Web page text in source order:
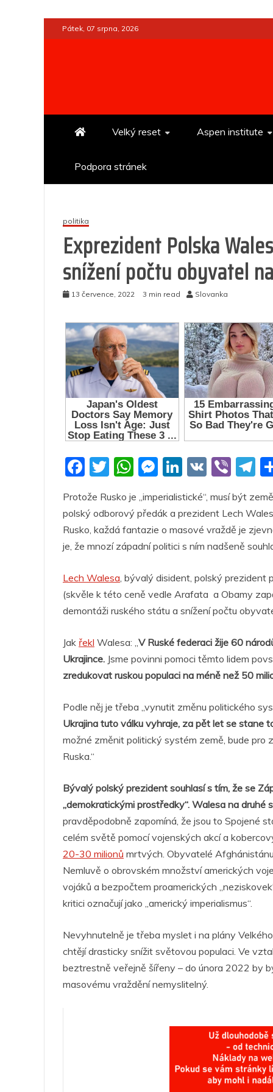
to
Pátek, 07 srpna, 2026
Velký reset Aspen institute
Podpora stránek
politika
Exprezident Polska
snížení počtu obyvatel
13 července, 2022 3 min read Slovanka
F
a
c
e
b
o
k
T
itt
er
W
at
s
A
p
M
ss
e
n
er
Li
k
e
dI
V
Vi
b
er
T
el
e
a
Protože Rusko je „imperialistické“, musí být
polský odborový předák a prezident Lech
Rusko, každá fantazie o masové vraždě je
je, že mnozí západní politici s ním nadšeně
Lech Walesa, bývalý disident, polský prezident
(skvěle k této ceně vedle Arafata a Obamy
demontáži ruského státu a snížení počtu
Jak řekl Walesa: „V Ruské federaci žije 60
Ukrajince. Jsme povinni pomoci těmto lidem
zredukovat ruskou populaci na méně než 50
Podle něj je třeba „vynutit změnu politického
Ukrajina tuto válku vyhraje, za pět let se stane
možné změnit politický systém země, bude
Ruska.“
Bývalý polský prezident souhlasí s tím, že se
„demokratickými prostředky“. Walesa na druhé
pravděpodobně zapomíná, že jsou to Spojené
celém světě pomocí vojenských akcí a
20-30 milionů mrtvých. Obyvatelé
Nemluvě o obrovském množství amerických
vojáků a bezpočtem proamerických
kritici označují jako „americký imperialismus“.
Nevyhnutelně je třeba myslet i na plány
chtějí drasticky snížit světovou populaci. Ve
beztrestně veřejně šířeny – do února 2022 by
masovému vraždění nemyslitelný.